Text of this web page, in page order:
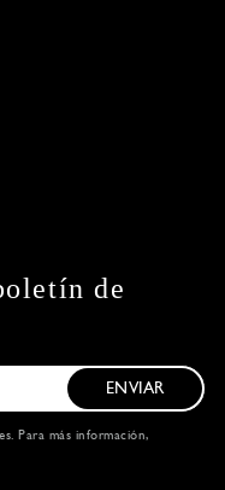
de
ENVIAR
Para más información,